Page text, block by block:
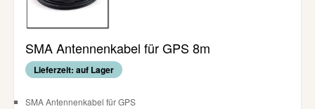
SMA Antennenkabel für GPS 8m
Lieferzeit: auf Lager
SMA Antennenkabel für GPS